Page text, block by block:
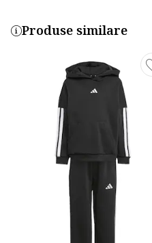
Produse similare